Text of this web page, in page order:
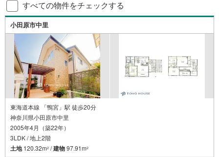
すべての物件をチェックする
小田原市中里
東海道本線 「鴨宮」駅 徒歩20分
神奈川県小田原市中里
2005年4月（築22年）
3LDK / 地上2階
土地120.32m2 /建物97.91m2